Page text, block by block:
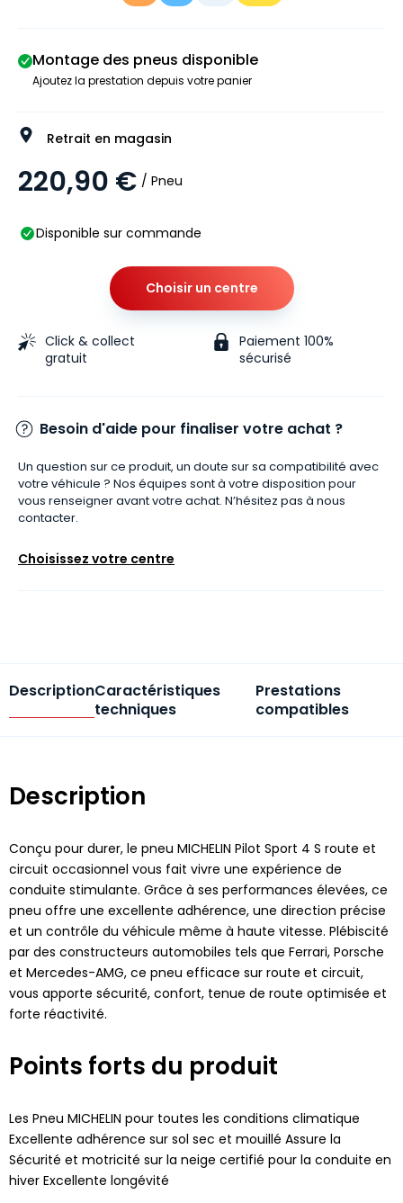
Montage des pneus disponible
Ajoutez la prestation depuis votre panier
Retrait en magasin
220,90 € / Pneu
Disponible sur commande
Choisir un centre
Click & collect
gratuit
Paiement 100%
sécurisé
Besoin d'aide pour finaliser votre achat ?
Un question sur ce produit, un doute sur sa compatibilité avec
votre véhicule ? Nos équipes sont à votre disposition pour
vous renseigner avant votre achat. N’hésitez pas à nous
contacter.
Choisissez votre centre
DescriptionCaractéristiques
techniques
Prestations
compatibles
Description
Conçu pour durer, le pneu MICHELIN Pilot Sport 4 S route et
circuit occasionnel vous fait vivre une expérience de
conduite stimulante. Grâce à ses performances élevées, ce
pneu offre une excellente adhérence, une direction précise
et un contrôle du véhicule même à haute vitesse. Plébiscité
par des constructeurs automobiles tels que Ferrari, Porsche
et Mercedes-AMG, ce pneu efficace sur route et circuit,
vous apporte sécurité, confort, tenue de route optimisée et
forte réactivité.
Points forts du produit
Les Pneu MICHELIN pour toutes les conditions climatique
Excellente adhérence sur sol sec et mouillé Assure la
Sécurité et motricité sur la neige certifié pour la conduite en
hiver Excellente longévité